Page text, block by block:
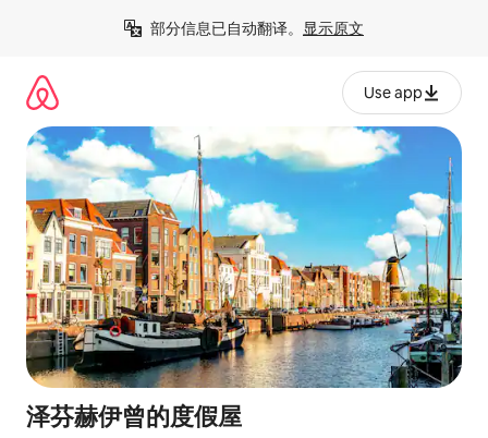
部分信息已自动翻译。 显示原文
Use app
泽芬赫伊曾的度假屋